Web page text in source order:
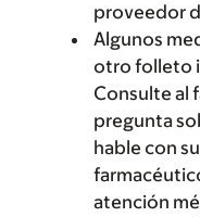
proveedor
Algunos
otro folleto
Consulte al
pregunta
hable con
atención